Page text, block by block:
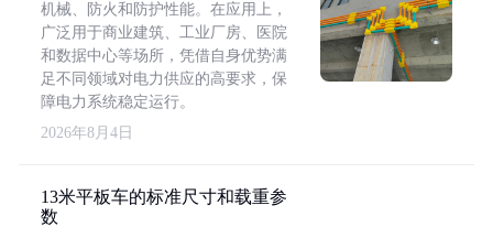
机械、防火和防护性能。在应用上，
广泛用于商业建筑、工业厂房、医院
和数据中心等场所，凭借自身优势满
足不同领域对电力供应的高要求，保
障电力系统稳定运行。
2026年8月4日
13米平板车的标准尺寸和载重参
数